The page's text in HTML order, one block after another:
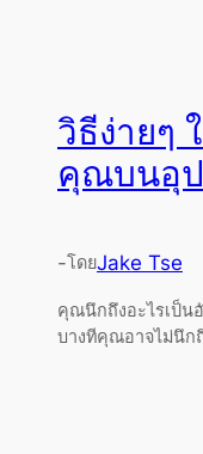
วิธีง่ายๆ
คุณบนอุ
-โดยJake Tse
คุณนึกถึงอะไรเป็น
บางทีคุณอาจไม่นึก